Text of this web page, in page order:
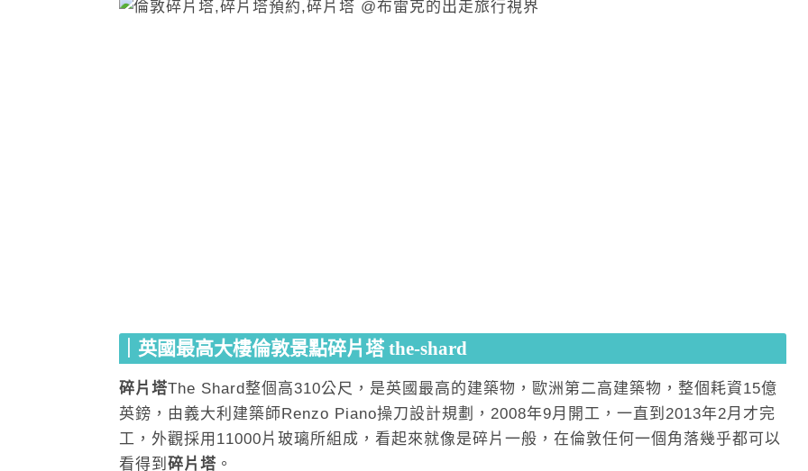
｜英國最高大樓倫敦景點碎片塔 the-shard
碎片塔The Shard整個高310公尺，是英國最高的建築物，歐洲第二高建築物，整個耗資15億
英鎊，由義大利建築師Renzo Piano操刀設計規劃，2008年9月開工，一直到2013年2月才完
工，外觀採用11000片玻璃所組成，看起來就像是碎片一般，在倫敦任何一個角落幾乎都可以
看得到 碎片塔 。